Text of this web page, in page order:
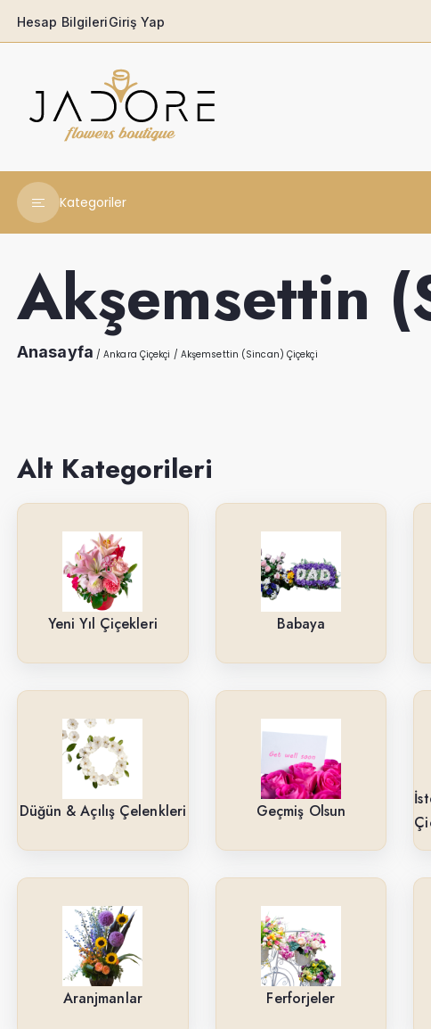
Hesap BilgileriGiriş Yap
Kategoriler
Babaya
Açılış & Tören
Yeni İş-Terfi
Kutuda Çiçekler
Doğum Gününe
Düğün & Açılış Çelenkleri
Saksı Çiçekleri
Yıl Dönümüne
Güller
Cenaze & Tören Çelenkleri
Tasarım Buketler
Orkideler
Ne İçin ?
Ürün Çeşitlerimiz
Akşemsettin
Anasayfa / Ankara Çiçekçi / Akşemsettin (Sincan) Çiçekçi
Alt Kategorileri
Yeni Yıl Çiçekleri Babaya
Düğün & Açılış Çelenkleri Geçmiş Olsun
Aranjmanlar Ferforjeler